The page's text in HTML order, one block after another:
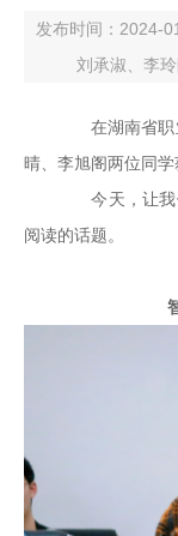
发布时间：2024-
刘承淑、李
在湖南省职
晴、李旭阁两位同学
今天，让我
阅读的话题。